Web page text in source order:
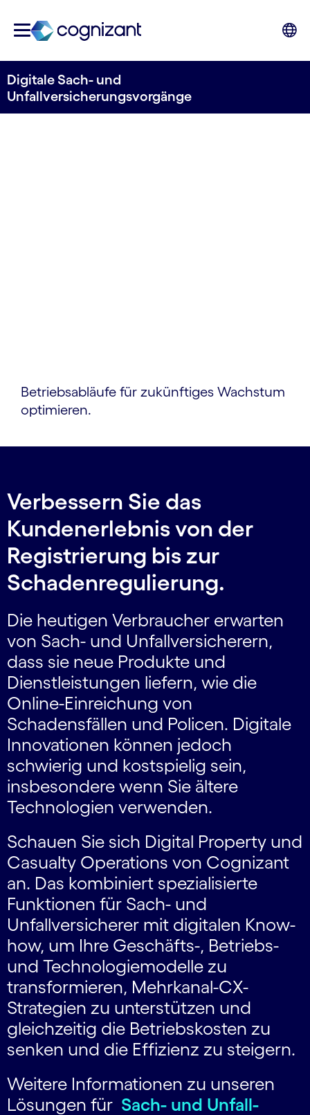
Digitale Sach- und
Unfallversicherungsvorgänge
Betriebsabläufe für zukünftiges Wachstum
optimieren.
Verbessern Sie das
Kundenerlebnis von der
Registrierung bis zur
Schadenregulierung.
Die heutigen Verbraucher erwarten
von Sach- und Unfallversicherern,
dass sie neue Produkte und
Dienstleistungen liefern, wie die
Online-Einreichung von
Schadensfällen und Policen. Digitale
Innovationen können jedoch
schwierig und kostspielig sein,
insbesondere wenn Sie ältere
Technologien verwenden.
Schauen Sie sich Digital Property und
Casualty Operations von Cognizant
an. Das kombiniert spezialisierte
Funktionen für Sach- und
Unfallversicherer mit digitalen Know-
how, um Ihre Geschäfts-, Betriebs-
und Technologiemodelle zu
transformieren, Mehrkanal-CX-
Strategien zu unterstützen und
gleichzeitig die Betriebskosten zu
senken und die Effizienz zu steigern.
Weitere Informationen zu unseren
Lösungen für Sach- und Unfall­